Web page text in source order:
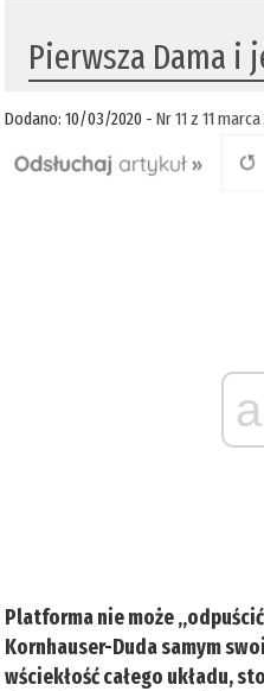
Pierwsza Dama i
Dodano: 10/03/2020 -Nr 11 z 11 marca
Platforma nie może
Kornhauser-Duda samym
wściekłość całego układu,